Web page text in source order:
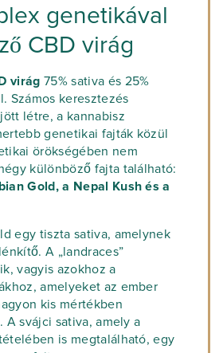
genetikával
CBD virág
virág 75% sativa és 25%
Számos keresztezés
létre, a kannabisz
genetikai fajták közül
örökségében nem
különböző fajta található:
Gold, a Nepal Kush és a
egy tiszta sativa, amelynek
A „landraces”
vagyis azokhoz a
amelyeket az ember
kis mértékben
svájci sativa, amely a
is megtalálható, egy